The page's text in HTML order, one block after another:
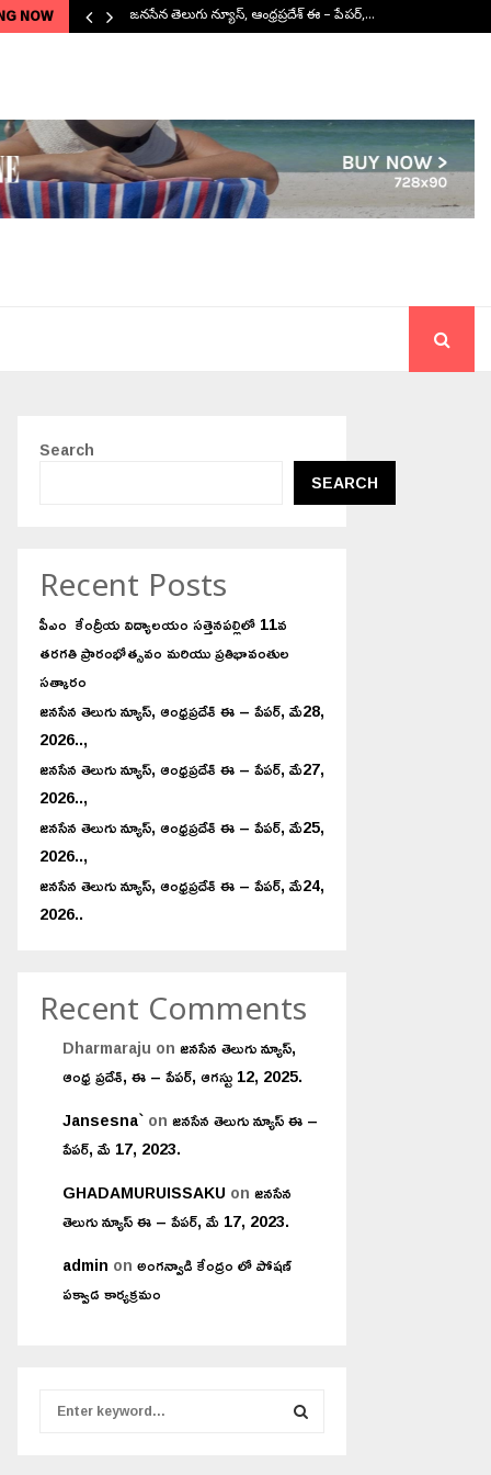
NOW జనసేన తెలుగు న్యూస్, ఆంధ్రప్రదేశ్ ఈ – పేపర్,…
Search
SEARCH
Recent Posts
పీఎం కేంద్రీయ విద్యాలయం సత్తెనపల్లిలో 11వ
తరగతి ప్రారంభోత్సవం మరియు ప్రతిభావంతుల
సత్కారం
జనసేన తెలుగు న్యూస్, ఆంధ్రప్రదేశ్ ఈ – పేపర్, మే28,
2026..,
జనసేన తెలుగు న్యూస్, ఆంధ్రప్రదేశ్ ఈ – పేపర్, మే27,
2026..,
జనసేన తెలుగు న్యూస్, ఆంధ్రప్రదేశ్ ఈ – పేపర్, మే25,
2026..,
జనసేన తెలుగు న్యూస్, ఆంధ్రప్రదేశ్ ఈ – పేపర్, మే24,
2026..
Recent Comments
Dharmaraju onజనసేన తెలుగు న్యూస్,
ఆంధ్ర ప్రదేశ్, ఈ – పేపర్, ఆగస్టు 12, 2025.
Jansesna`onజనసేన తెలుగు న్యూస్ ఈ –
పేపర్, మే 17, 2023.
GHADAMURUISSAKU onజనసేన
తెలుగు న్యూస్ ఈ – పేపర్, మే 17, 2023.
admin onఅంగన్వాడి కేంద్రం లో పోషణ్
పక్వాడ కార్యక్రమం